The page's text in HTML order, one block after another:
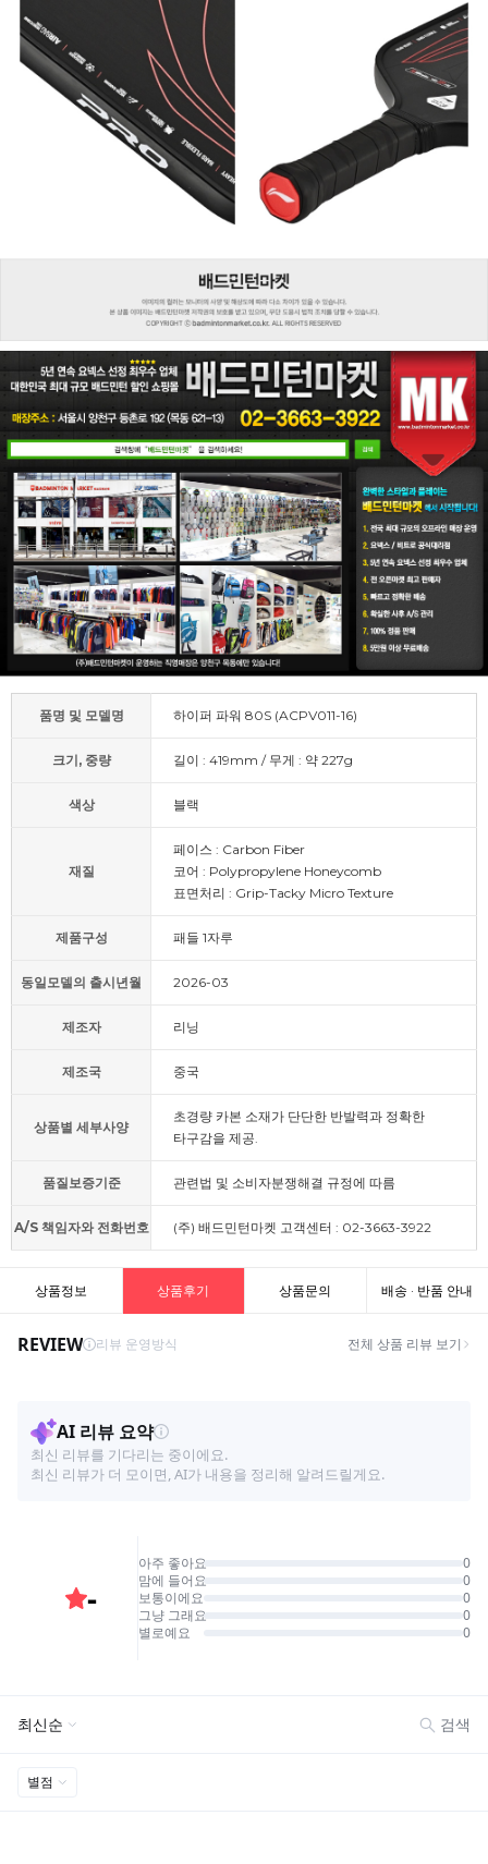
품명 및 모델명 하이퍼 파워 80S (ACPV011-16)
크기, 중량 길이 : 419mm / 무게 : 약 227g
색상 블랙
재질
페이스 : Carbon Fiber
코어 : Polypropylene Honeycomb
표면처리 : Grip-Tacky Micro Texture
제품구성 패들 1자루
동일모델의 출시년월 2026-03
제조자 리닝
제조국 중국
상품별 세부사양
초경량 카본 소재가 단단한 반발력과 정확한
타구감을 제공.
품질보증기준 관련법 및 소비자분쟁해결 규정에 따름
A/S 책임자와 전화번호 (주) 배드민턴마켓 고객센터 : 02-3663-3922
상품정보 상품후기 상품문의 배송 · 반품 안내